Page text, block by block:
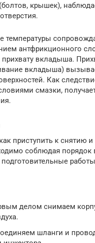
крышек),
антфрикционного
прихвату вкладыша.
вкладыша)
Как
смазки,
приступить к снятию
соблюдая
делом снимаем
шланги и